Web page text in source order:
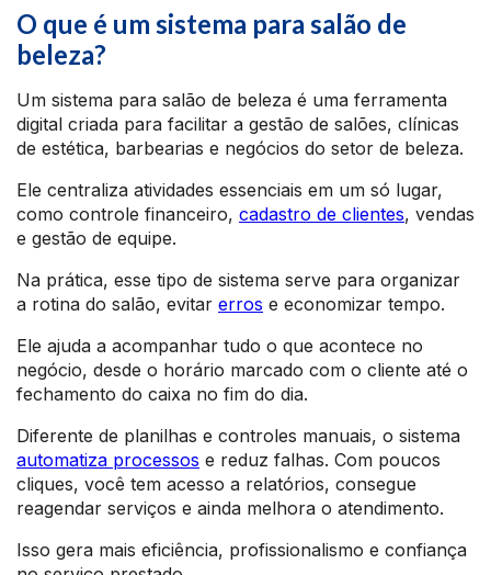
O que é um sistema para salão de
beleza?
Um sistema para salão de beleza é uma ferramenta
digital criada para facilitar a gestão de salões, clínicas
de estética, barbearias e negócios do setor de beleza.
Ele centraliza atividades essenciais em um só lugar,
como controle financeiro, cadastro de clientes, vendas
e gestão de equipe.
Na prática, esse tipo de sistema serve para organizar
a rotina do salão, evitar erros e economizar tempo.
Ele ajuda a acompanhar tudo o que acontece no
negócio, desde o horário marcado com o cliente até o
fechamento do caixa no fim do dia.
Diferente de planilhas e controles manuais, o sistema
automatiza processos e reduz falhas. Com poucos
cliques, você tem acesso a relatórios, consegue
reagendar serviços e ainda melhora o atendimento.
Isso gera mais eficiência, profissionalismo e confiança